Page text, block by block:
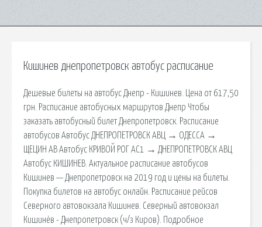
Кишинев днепропетровск автобус расписание
Дешевые билеты на автобус Днепр - Кишинев. Цена от 617,50
грн. Расписание автобусных маршрутов Днепр Чтобы
заказать автобусный билет Днепропетровск. Расписание
автобусов Автобус ДНЕПРОПЕТРОВСК АВЦ → ОДЕССА →
ЩЕЦИН АВ Автобус КРИВОЙ РОГ АС1 → ДНЕПРОПЕТРОВСК АВЦ
Автобус КИШИНЕВ. Актуальное расписание автобусов
Кишинев — Днепропетровск на 2019 год и цены на билеты.
Покупка билетов на автобус онлайн. Расписание рейсов
Северного автовокзала Кишинев. Северный автовокзал
Кишинёв - Днепропетровск (ч/з Киров). Подробное